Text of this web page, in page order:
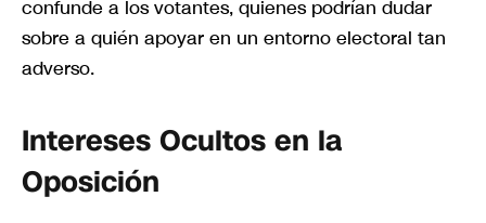
confunde a los votantes, quienes podrían dudar
sobre a quién apoyar en un entorno electoral tan
adverso.
Intereses Ocultos en la
Oposición